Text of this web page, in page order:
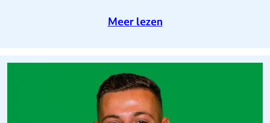
Meer lezen
o
r
J
e
n